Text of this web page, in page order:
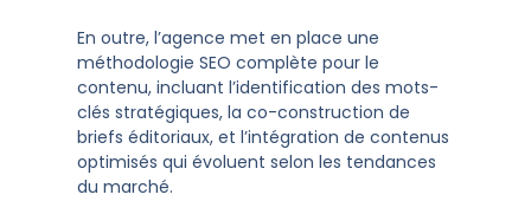
En outre, l’agence met en place une
méthodologie SEO complète pour le
contenu, incluant l’identification des mots-
clés stratégiques, la co-construction de
briefs éditoriaux, et l’intégration de contenus
optimisés qui évoluent selon les tendances
du marché.